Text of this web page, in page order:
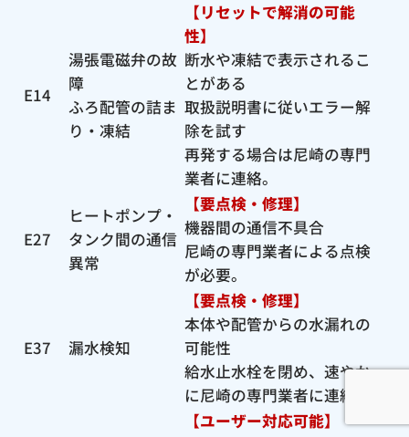
E14
湯張電磁弁の故
障
ふろ配管の詰ま
り・凍結
【リセットで解消の可能
性】
断水や凍結で表示されるこ
とがある
取扱説明書に従いエラー解
除を試す
再発する場合は尼崎の専門
業者に連絡。
E27
ヒートポンプ・
タンク間の通信
異常
【要点検・修理】
機器間の通信不具合
尼崎の専門業者による点検
が必要。
E37 漏水検知
【要点検・修理】
本体や配管からの水漏れの
可能性
給水止水栓を閉め、速やか
に尼崎の専門業者に連絡。
【ユーザー対応可能】